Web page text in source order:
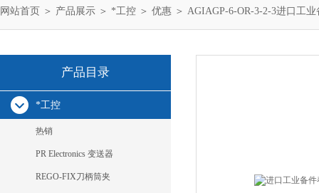
网站首页 ＞ 产品展示 ＞ *工控 ＞ 优惠 ＞ AGIAGP-6-OR-3-2-3进口工
产品目录
*工控
热销
PR Electronics 变送器
REGO-FIX刀柄筒夹